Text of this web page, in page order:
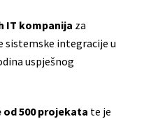
IT kompanija za
sistemske integracije u
uspješnog
od 500 projekata te je